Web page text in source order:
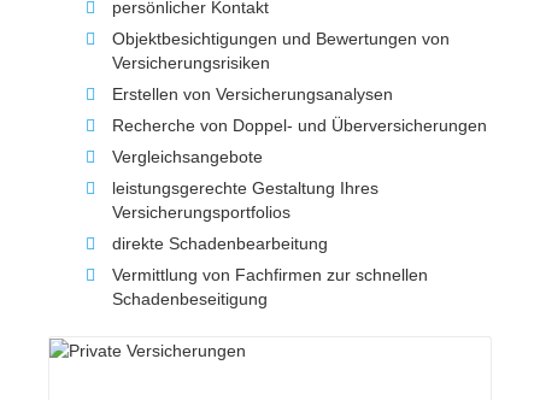
persönlicher Kontakt
Objektbesichtigungen und Bewertungen von
Versicherungsrisiken
Erstellen von Versicherungsanalysen
Recherche von Doppel- und Überversicherungen
Vergleichsangebote
leistungsgerechte Gestaltung Ihres
Versicherungsportfolios
direkte Schadenbearbeitung
Vermittlung von Fachfirmen zur schnellen
Schadenbeseitigung